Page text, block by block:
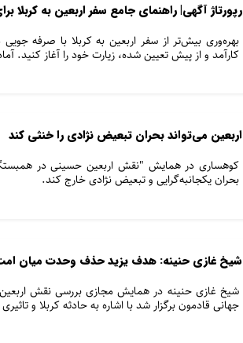
رپورتاژ آگهی| راهنمای جامع سفر اربعین به کربلا
بهره‌وری بیش‌تر از سفر اربعین به کربلا با صرفه
کارآمد و از پیش تعیین شده، زیارت خود را آغاز کنید.
اربعین می‌تواند بحران تبعیض نژادی را خنثی کند
کوهساری در همایش "نقش اربعین حسینی در همبستگی
بحران یکجانبه‌گرایی و تبعیض نژادی خارج کند.
شیخ غازی حنینه: هدف یزید حذف وحدت میان
شیخ غازی حنینه در همایش مجازی بررسی نقش
جهانی قادمون برگزار شد با اشاره به حادثه کربلا و